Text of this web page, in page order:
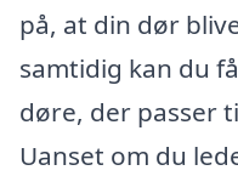
på, at din dør
samtidig kan du
døre, der passer
Uanset om du